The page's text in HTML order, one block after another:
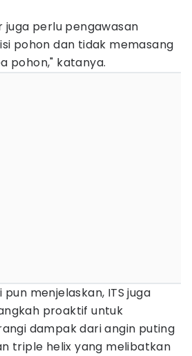
juga perlu pengawasan
pohon dan tidak memasang
pohon," katanya.
menjelaskan, ITS juga
proaktif untuk
dampak dari angin puting
triple helix yang melibatkan